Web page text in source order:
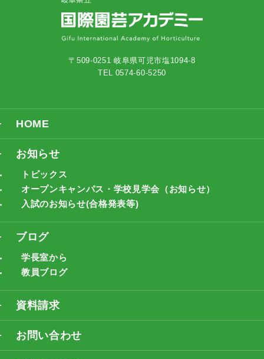
〒509-0251 岐阜県可児市塩1094-8
TEL 0574-60-5250
HOME
お知らせ
トピックス
オープンキャンパス・学校見学会（お知らせ）
入試のお知らせ(合格発表等)
ブログ
学長室から
教員ブログ
資料請求
お問い合わせ